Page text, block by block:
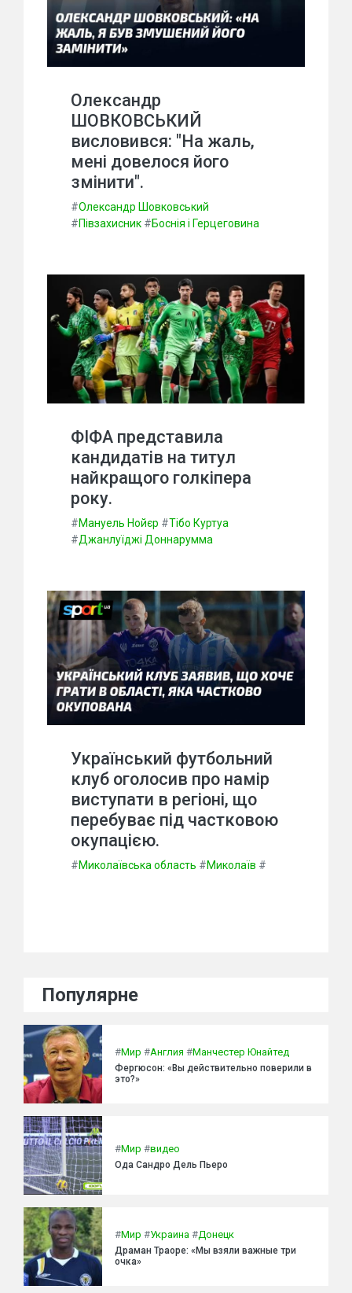
Олександр
ШОВКОВСЬКИЙ
висловився: "На жаль,
мені довелося його
змінити".
#Олександр Шовковський
#Півзахисник #Боснія і Герцеговина
ФІФА представила
кандидатів на титул
найкращого голкіпера
року.
#Мануель Нойєр #Тібо Куртуа
#Джанлуїджі Доннарумма
Український футбольний
клуб оголосив про намір
виступати в регіоні, що
перебуває під частковою
окупацією.
#Миколаївська область #Миколаїв #
Популярне
#Мир #Англия #Манчестер Юнайтед
Фергюсон: «Вы действительно поверили в
это?»
#Мир #видео
Ода Сандро Дель Пьеро
#Мир #Украина #Донецк
Драман Траоре: «Мы взяли важные три
очка»